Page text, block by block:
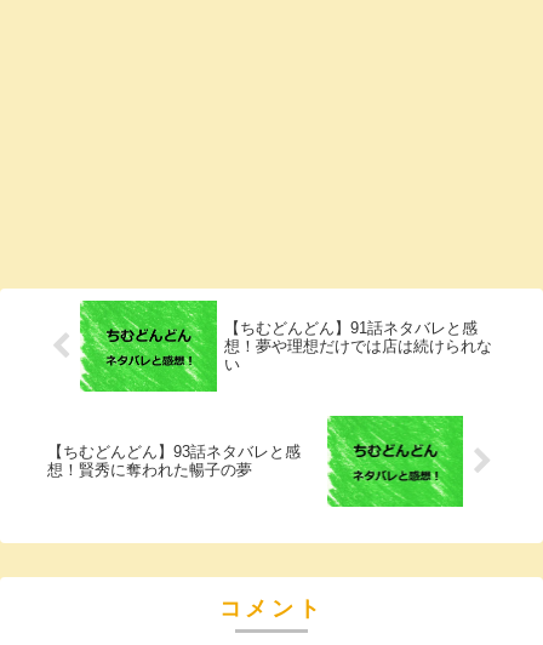
【ちむどんどん】91話ネタバレと感
想！夢や理想だけでは店は続けられな
い
【ちむどんどん】93話ネタバレと感
想！賢秀に奪われた暢子の夢
コメント